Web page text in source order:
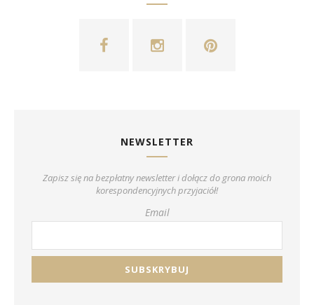
NEWSLETTER
Zapisz się na bezpłatny newsletter i dołącz do grona moich
korespondencyjnych przyjaciół!
Email